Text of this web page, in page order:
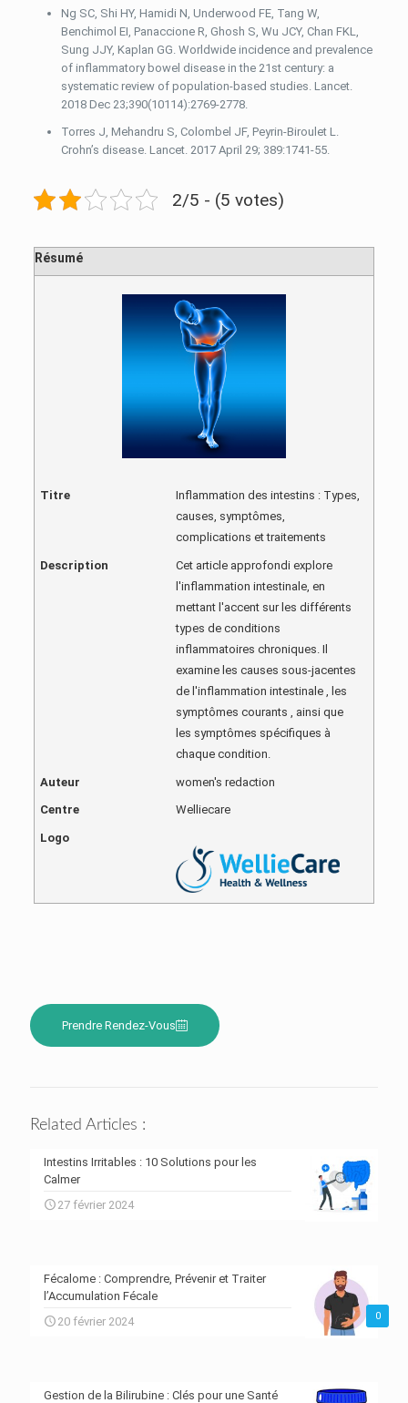
Ng SC, Shi HY, Hamidi N, Underwood FE, Tang W,
Benchimol EI, Panaccione R, Ghosh S, Wu JCY, Chan FKL,
Sung JJY, Kaplan GG. Worldwide incidence and prevalence
of inflammatory bowel disease in the 21st century: a
systematic review of population-based studies. Lancet.
2018 Dec 23;390(10114):2769-2778.
Torres J, Mehandru S, Colombel JF, Peyrin-Biroulet L.
Crohn’s disease. Lancet. 2017 April 29; 389:1741-55.
2/5 - (5 votes)
Résumé
Titre
Inflammation des intestins : Types,
causes, symptômes,
complications et traitements
Description
Cet article approfondi explore
l'inflammation intestinale, en
mettant l'accent sur les différents
types de conditions
inflammatoires chroniques. Il
examine les causes sous-jacentes
de l'inflammation intestinale , les
symptômes courants , ainsi que
les symptômes spécifiques à
chaque condition.
Auteur women's redaction
Centre Welliecare
Logo
Prendre Rendez-Vous
Related Articles :
Intestins Irritables : 10 Solutions pour les
Calmer
27 février 2024
0
Fécalome : Comprendre, Prévenir et Traiter
l’Accumulation Fécale
20 février 2024
Gestion de la Bilirubine : Clés pour une Santé